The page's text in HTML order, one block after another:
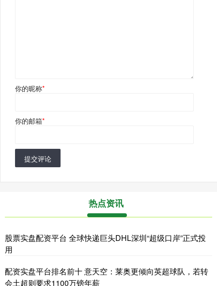
你的昵称*
你的邮箱*
提交评论
热点资讯
股票实盘配资平台 全球快递巨头DHL深圳“超级口岸”正式投
用
配资实盘平台排名前十 意天空：莱奥更倾向英超球队，若转
会土超则要求1100万镑年薪